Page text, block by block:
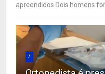
apreendidos Dois homens
7